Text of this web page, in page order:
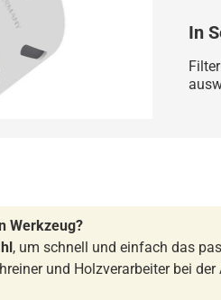
In
Werkzeug?
, um schnell und einfach das
und Holzverarbeiter bei